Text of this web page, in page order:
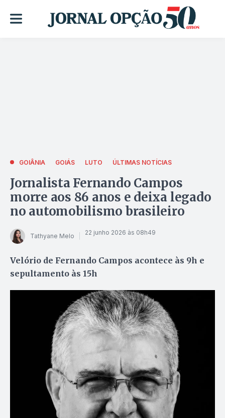
GOIÂNIA GOIÁS LUTO ÚLTIMAS NOTÍCIAS
Jornalista Fernando Campos
morre aos 86 anos e deixa legado
no automobilismo brasileiro
Tathyane Melo 22 junho 2026 às 08h49
Velório de Fernando Campos acontece às 9h e
sepultamento às 15h